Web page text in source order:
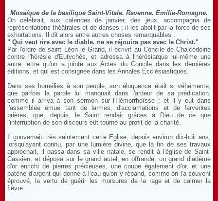
Mosaïque de la basilique Saint-Vitale. Ravenne. Emilie-Romagne.
On célébrait, aux calendes de janvier, des jeux, accompagna de
représentations théâtrales et de danses ; il les abolit par la force de ses
exhortations. Il dit alors entre autres choses remarquables :
" Qui veut rire avec le diable, ne se réjouira pas avec le Christ."
Par l'ordre de saint Léon le Grand, il écrivit au Concile de Chalcédoine
contre l'hérésie d'Eutychès, et adressa à l'hérésiarque lui-même une
autre lettre qu'on a jointe aux Actes du Concile dans les dernières
éditions, et qui est consignée dans les Annales Ecclésiastiques.
Dans ses homélies à son peuple, son éloquence était si véhémente,
que parfois la parole lui manquait dans l'ardeur de sa prédication,
comme il arriva à son sermon sur l'Hémorrhoïsse ; et il y eut dans
l'assemblée émue tant de larmes, d'acclamations et de ferventes
prières, que, depuis, le Saint rendait grâces à Dieu de ce que
l'interruption de son discours eût tourné au profit de la charité.
Il gouvernait très saintement cette Eglise, depuis environ dix-huit ans,
lorsqu'ayant connu, par une lumière divine, que la fin de ses travaux
approchait, il passa dans sa ville natale, se rendit à l'église de Saint-
Cassien, et déposa sur le grand autel, en offrande, un grand diadème
d'or enrichi de pierres précieuses, une coupe également d'or, et une
patène d'argent qui donne à l'eau qu'on y répand, comme on l'a souvent
éprouvé, la vertu de guérir les morsures de la rage et de calmer la
fièvre.